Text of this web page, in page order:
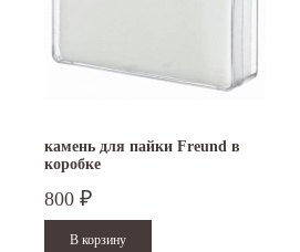
декабря - работаем в обычном...
камень для пайки Freund в
коробке
800 ₽